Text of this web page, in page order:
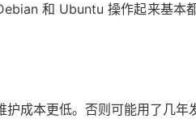
和 Ubuntu 操作起来基本
成本更低。否则可能用了几